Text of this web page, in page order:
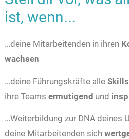
ist, wenn...
…deine Mitarbeitenden in ihren
wachsen
…deine Führungskräfte alle Skills
ihre Teams ermutigend und
…Weiterbildung zur DNA deines
deine Mitarbeitenden sich